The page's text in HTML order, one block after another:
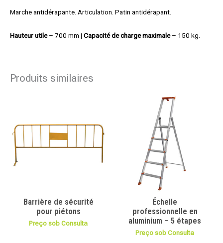
Marche antidérapante. Articulation. Patin antidérapant.
Hauteur utile– 700 mm | Capacité de charge maximale– 150 kg.
Produits similaires
Barrière de sécurité
pour piétons
Preço sob Consulta
Échelle
professionnelle en
aluminium – 5 étapes
Preço sob Consulta